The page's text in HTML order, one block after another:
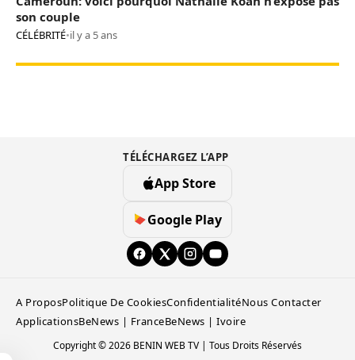
son couple
CÉLÉBRITÉ•il y a 5 ans
TÉLÉCHARGEZ L’APP
App Store
Google Play
A ProposPolitique De CookiesConfidentialitéNous Contacter
ApplicationsBeNews | FranceBeNews | Ivoire
Copyright © 2026 BENIN WEB TV | Tous Droits Réservés